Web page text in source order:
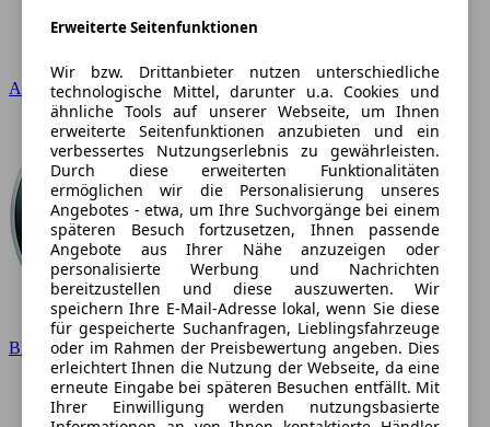
Audi
BMW
Erweiterte Seitenfunktionen
Wir bzw. Drittanbieter nutzen unterschiedliche
technologische Mittel, darunter u.a. Cookies und
ähnliche Tools auf unserer Webseite, um Ihnen
erweiterte Seitenfunktionen anzubieten und ein
verbessertes Nutzungserlebnis zu gewährleisten.
Durch diese erweiterten Funktionalitäten
ermöglichen wir die Personalisierung unseres
Angebotes - etwa, um Ihre Suchvorgänge bei einem
späteren Besuch fortzusetzen, Ihnen passende
Angebote aus Ihrer Nähe anzuzeigen oder
personalisierte Werbung und Nachrichten
bereitzustellen und diese auszuwerten. Wir
speichern Ihre E-Mail-Adresse lokal, wenn Sie diese
für gespeicherte Suchanfragen, Lieblingsfahrzeuge
oder im Rahmen der Preisbewertung angeben. Dies
erleichtert Ihnen die Nutzung der Webseite, da eine
erneute Eingabe bei späteren Besuchen entfällt. Mit
Ihrer Einwilligung werden nutzungsbasierte